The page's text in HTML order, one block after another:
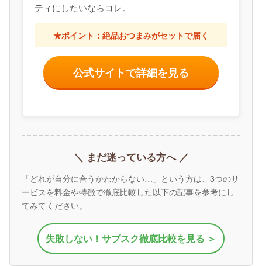
ティにしたいならコレ。
★ポイント：絶品おつまみがセットで届く
公式サイトで詳細を見る
＼ まだ迷っている方へ ／
「どれが自分に合うかわからない…」という方は、3つのサ
ービスを料金や特徴で徹底比較した以下の記事を参考にし
てみてください。
失敗しない！サブスク徹底比較を見る ＞